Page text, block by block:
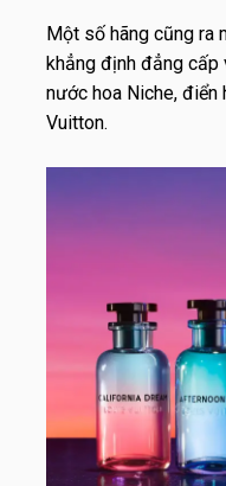
Một số hãng cũng ra
khẳng định đẳng
nước hoa Niche, điển
Vuitton.